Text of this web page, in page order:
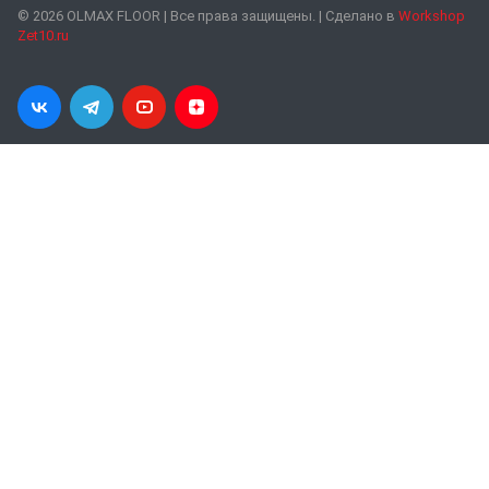
© 2026 OLMAX FLOOR | Все права защищены. | Сделано в Workshop
Zet10.ru